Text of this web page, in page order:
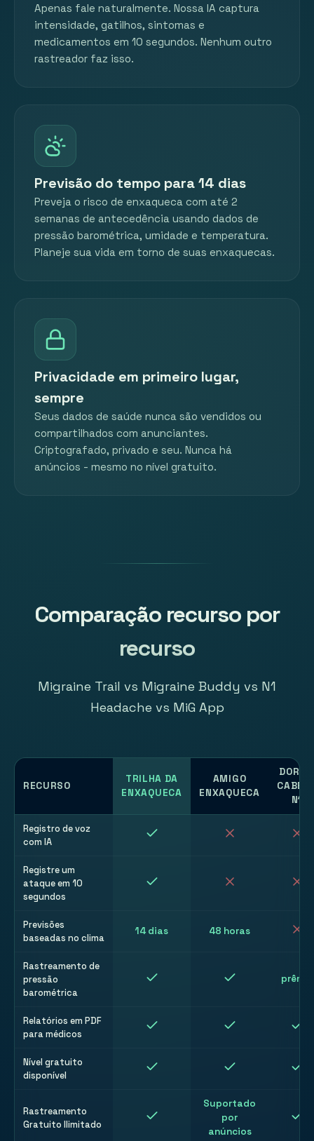
Apenas fale naturalmente. Nossa IA captura
intensidade, gatilhos, sintomas e
medicamentos em 10 segundos. Nenhum outro
rastreador faz isso.
Previsão do tempo para 14 dias
Preveja o risco de enxaqueca com até 2
semanas de antecedência usando dados de
pressão barométrica, umidade e temperatura.
Planeje sua vida em torno de suas enxaquecas.
Privacidade em primeiro lugar,
sempre
Seus dados de saúde nunca são vendidos ou
compartilhados com anunciantes.
Criptografado, privado e seu. Nunca há
anúncios - mesmo no nível gratuito.
Comparação recurso por
recurso
Migraine Trail vs Migraine Buddy vs N1
Headache vs MiG App
RECURSO
TRILHA DA
ENXAQUECA
AMIGO
ENXAQUECA
DOR
N1
Registro de voz
com IA
Registre um
ataque em 10
segundos
Previsões
baseadas no clima
14 dias 48 horas
Rastreamento de
pressão
barométrica
prêmio
Relatórios em PDF
para médicos
Nível gratuito
disponível
Rastreamento
Gratuito Ilimitado
Suportado
por
anúncios